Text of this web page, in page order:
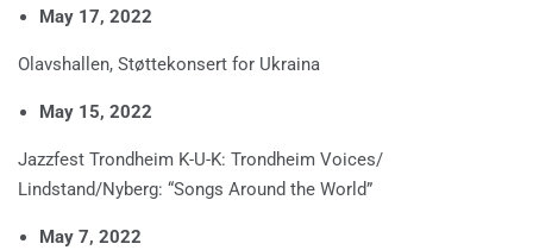
May 17, 2022
Olavshallen, Støttekonsert for Ukraina
May 15, 2022
Jazzfest Trondheim K-U-K: Trondheim Voices/
Lindstand/Nyberg: “Songs Around the World”
May 7, 2022